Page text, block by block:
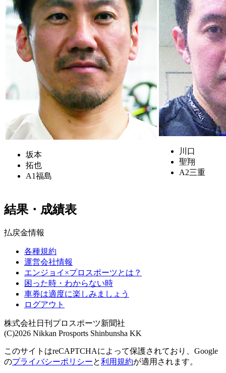
坂本
拓也
A1福島
川口
聖翔
A2三重
結果・成績表
払戻金情報
各種規約
運営会社情報
エンジョイ×プロスポーツとは？
困った時・わからない時
車券は適度に楽しみましょう
ログアウト
株式会社日刊プロスポーツ新聞社
(C)2026 Nikkan Prosports Shinbunsha KK
このサイトはreCAPTCHAによって保護されており、Google
のプライバシーポリシーと利用規約が適用されます。